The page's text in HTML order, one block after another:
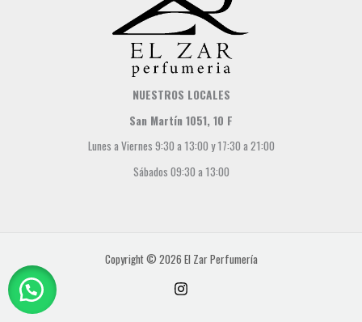
NUESTROS LOCALES
San Martín 1051, 10 F
Lunes a Viernes 9:30 a 13:00 y 17:30 a 21:00
Sábados 09:30 a 13:00
Copyright © 2026 El Zar Perfumería